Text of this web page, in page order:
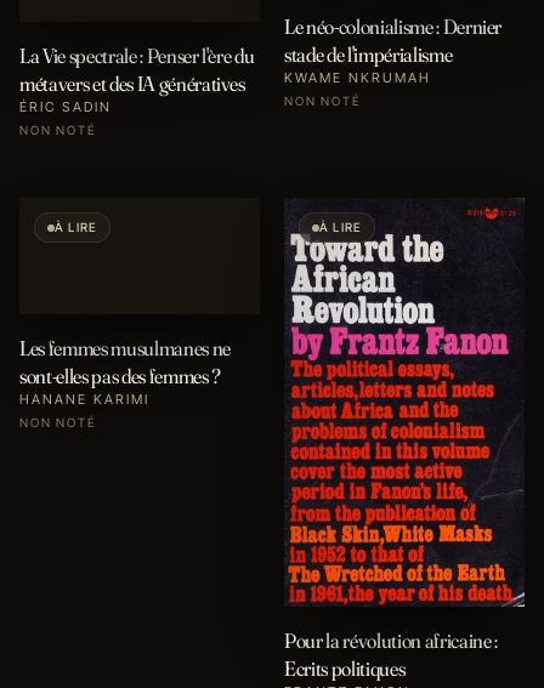
La Vie spectrale : Penser l'ère du
métavers et des IA génératives
ÉRIC SADIN
NON NOTÉ
Le néo-colonialisme : Dernier
stade de l'impérialisme
KWAME NKRUMAH
NON NOTÉ
À LIRE
Les femmes musulmanes ne
sont-elles pas des femmes ?
HANANE KARIMI
NON NOTÉ
À LIRE
Pour la révolution africaine :
Ecrits politiques